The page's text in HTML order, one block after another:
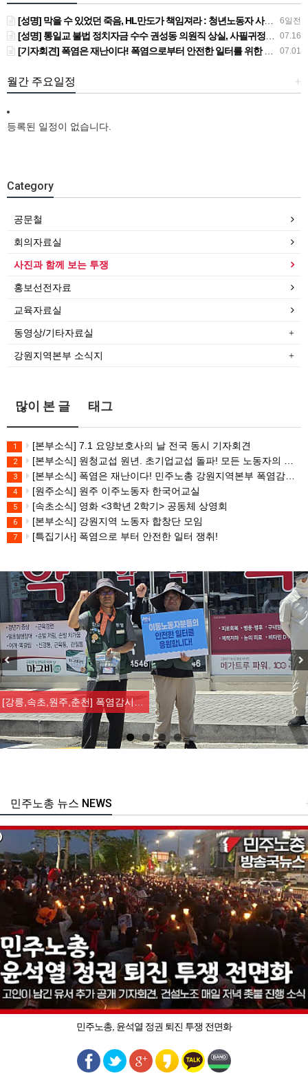
6일전
[성명] 막을 수 있었던 죽음, HL만도가 책임져라 : 청년노동자 사망사고의 철저한 진상규명과 재발방지 대책 마련하라
07.16
[성명] 통일교 불법 정치자금 수수 권성동 의원직 상실, 사필귀정이다
07.01
[기자회견] 폭염은 재난이다! 폭염으로부터 안전한 일터를 위한 민주노총 강원지역본부 폭염감시단 선포 기자회견
+
월간 주요일정
등록된 일정이 없습니다.
Category
공문철
회의자료실
사진과 함께 보는 투쟁
홍보선전자료
교육자료실
동영상/기타자료실
강원지역본부 소식지
많이 본 글 태그
1 [본부소식] 7.1 요양보호사의 날 전국 동시 기자회견
2 [본부소식] 원청교섭 원년. 초기업교섭 돌파! 모든 노동자의 노동기본권 쟁취! 민주노총 7.15 총파업대회
3 [본부소식] 폭염은 재난이다! 민주노총 강원지역본부 폭염감시단 선포 기자회견
4 [원주소식] 원주 이주노동자 한국어교실
5 [속초소식] 영화 <3학년 2학기> 공동체 상영회
6 [본부소식] 강원지역 노동자 합창단 모임
7 [특집기사] 폭염으로 부터 안전한 일터 쟁취!
[강릉,속초,원주,춘천] 폭염감시…
주노총 뉴스 NEWS
민주노총, 윤석열 정권 퇴진 투쟁 전면화